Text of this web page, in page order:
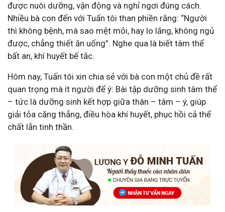
được nuôi dưỡng, vận động và nghỉ ngơi đúng cách.
Nhiều bà con đến với Tuấn tôi than phiền rằng: “Người
thì không bệnh, mà sao mệt mỏi, hay lo lắng, không ngủ
được, chẳng thiết ăn uống”. Nghe qua là biết tâm thể
bất an, khí huyết bế tắc.
Hôm nay, Tuấn tôi xin chia sẻ với bà con một chủ đề rất
quan trọng mà ít người để ý: Bài tập dưỡng sinh tâm thể
– tức là dưỡng sinh kết hợp giữa thân – tâm – ý, giúp
giải tỏa căng thẳng, điều hòa khí huyết, phục hồi cả thể
chất lẫn tinh thần.